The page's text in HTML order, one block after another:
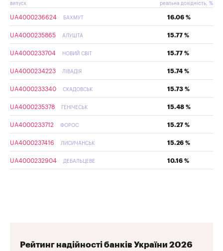
випуск реальна дохідність, %
UA4000236624 БАХМУТ 16.06 %
UA4000235865 АЛУШТА 15.77 %
UA4000233704 НОВИЙ СВІТ 15.77 %
UA4000234223 ЛІВАДІЯ 15.74 %
UA4000233340 СКАДОВСЬК 15.73 %
UA4000235378 ГЕНІЧЕСЬК 15.48 %
UA4000233712 ФОРОС 15.27 %
UA4000237416 ЛИСИЧАНСЬК 15.26 %
UA4000232904 ДЕБАЛЬЦЕВЕ 10.16 %
Рейтинг надійності банків України 2026